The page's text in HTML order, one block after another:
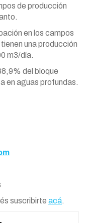
de producción
en los campos
una producción
m3/día.
del bloque
en aguas profundas.
suscribirte acá.